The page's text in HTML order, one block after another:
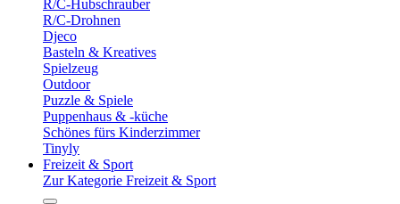
R/C-Hubschrauber
R/C-Drohnen
Djeco
Basteln & Kreatives
Spielzeug
Outdoor
Puzzle & Spiele
Puppenhaus & -küche
Schönes fürs Kinderzimmer
Tinyly
Freizeit & Sport
Zur Kategorie Freizeit & Sport